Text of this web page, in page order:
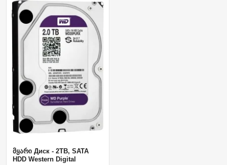
მყარი Диск - 2TB, SATA
HDD Western Digital